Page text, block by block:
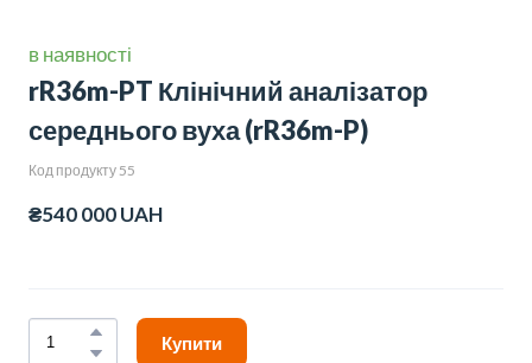
в наявності
rR36m-PT Клінічний аналізатор
середнього вуха(rR36m-P)
Код продукту 55
₴540 000 UAH
Купити